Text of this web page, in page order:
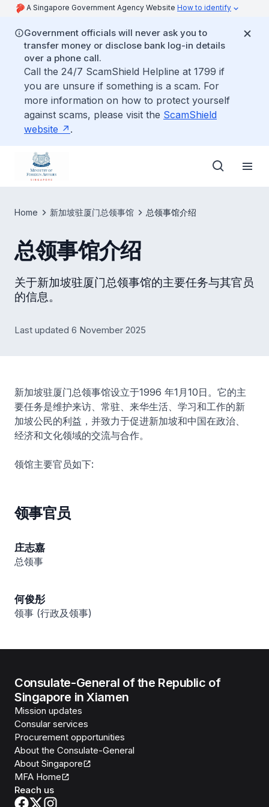
A Singapore Government Agency Website How to identify
Government officials will never ask you to
transfer money or disclose bank log-in details
over a phone call.
Call the 24/7 ScamShield Helpline at 1799 if
you are unsure if something is a scam. For
more information on how to protect yourself
against scams, please visit the ScamShield
website
.
Home 新加坡驻厦门总领事馆 总领事馆介绍
总领事馆介绍
关于新加坡驻厦门总领事馆的主要任务与其官员
的信息。
Last updated 6 November 2025
新加坡驻厦门总领事馆设立于1996 年1月10日。它的主
要任务是维护来访、常驻、来华生活、学习和工作的新
加坡公民的利益，并致力于促进新加坡和中国在政治、
经济和文化领域的交流与合作。
领馆主要官员如下:
领事官员
庄志嘉
总领事
何俊彤
领事 (行政及领事)
Consulate-General of the Republic of
Singapore in Xiamen
Mission updates
Consular services
Procurement opportunities
About the Consulate-General
About Singapore
MFA Home
Reach us